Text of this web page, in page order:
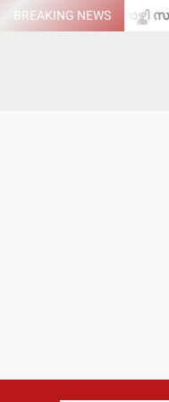
SkipBREAKING NEWS
തരംതാഴ്ത്തി സര്‍ക്കാര്‍